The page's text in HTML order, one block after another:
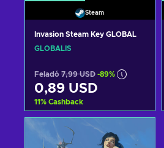
Steam
Invasion Steam Key GLOBAL
GLOBÁLIS
Feladó 7,99 USD -89%
0,89 USD
11% Cashback
Kosárba